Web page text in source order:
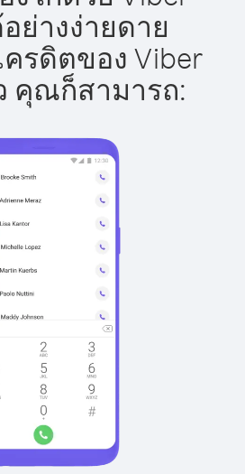
ย่างง่ายดาย
รดิตของ Viber
คุณก็สามารถ: